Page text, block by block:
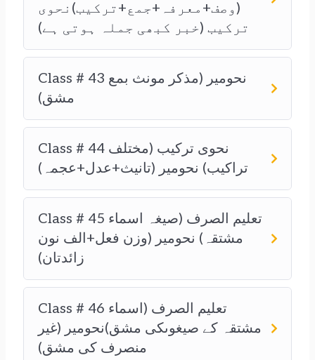
(وصف+معرفہ+جمع+ترکیب)نحوی
ترکیب (خبر کبھی جملہ ہوتی ہے)
Class # 43 نحومیر (مذکر مونث بمع
مشق)
Class # 44 نحوی ترکیب (مختلف
تراکیب) نحومیر (تانیث+عدل+عجمہ)
Class # 45 تعلیم الصرف (صیغہ اسماء
مشتقہ) نحومیر (وزن فعل+الف نون
زائدتان)
Class # 46 تعلیم الصرف (اسماء
مشتقہ کے صیغوںکی مشق)نحومیر (غیر
منصرف کی مشق)